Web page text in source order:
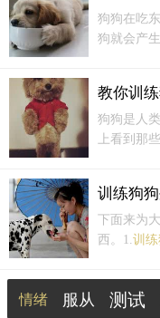
间犬主应有耐性及爱心反
尿尿训练。
狗狗在吃
狗就会产
人若是硬
教你训
狗狗是人
上看到那
提拉牵引
伸出，手
训练狗
下面来为
西。1. 训练
长需要训
物的习惯
情绪 服从 测试